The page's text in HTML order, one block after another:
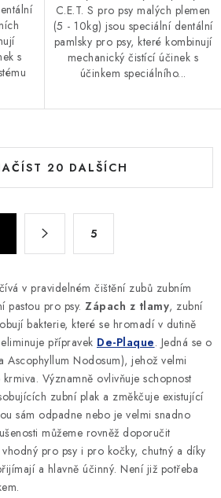
s
C.E.T. S pro psy malých plemen
(5 - 10kg) jsou speciální dentální
pamlsky pro psy, které kombinují
mechanický čistící účinek s
účinkem speciálního...
20 DALŠÍCH
5
v pravidelném čištění zubů zubním
pastou pro psy. Zápach z tlamy, zubní
bakterie, které se hromadí v dutině
přípravek De-Plaque. Jedná se o
Ascophyllum Nodosum), jehož velmi
Významně ovlivňuje schopnost
zubní plak a změkčuje existující
sám odpadne nebo je velmi snadno
můžeme rovněž doporučit
vhodný pro psy i pro kočky, chutný a díky
a hlavně účinný. Není již potřeba